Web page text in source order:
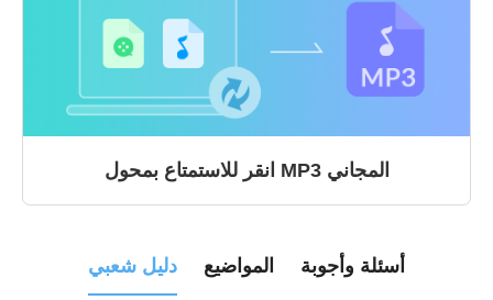
انقر للاستمتاع بمحول MP3 المجاني
دليل شعبي المواضيع أسئلة وأجوبة